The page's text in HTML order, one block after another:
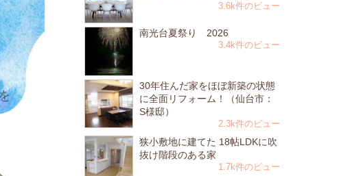
3.6k件のビュー
南光台夏祭り 2026
3.4k件のビュー
30年住んだ家をほぼ新築の状態
に全面リフォーム！（仙台市：
S様邸）
2.3k件のビュー
狭小敷地に建てた 18帖LDKに吹
抜け階段のある家
1.7k件のビュー